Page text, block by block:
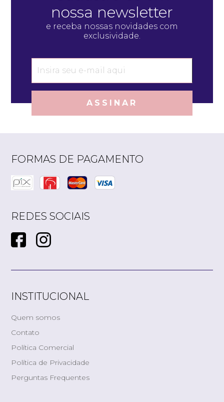
nossa newsletter
e receba nossas novidades com
exclusividade.
ASSINAR
FORMAS DE PAGAMENTO
REDES SOCIAIS
INSTITUCIONAL
Quem somos
Contato
Política Comercial
Política de Privacidade
Perguntas Frequentes